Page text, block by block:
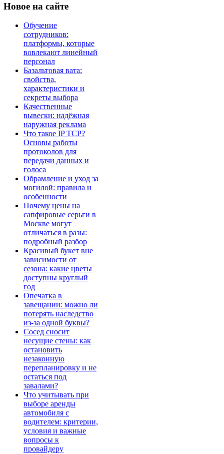
Новое на сайте
Обучение
сотрудников:
платформы, которые
вовлекают линейный
персонал
Базальтовая вата:
свойства,
характеристики и
секреты выбора
Качественные
вывески: надёжная
наружная реклама
Что такое IP TCP?
Основы работы
протоколов для
передачи данных и
голоса
Обрамление и уход за
могилой: правила и
особенности
Почему цены на
сапфировые серьги в
Москве могут
отличаться в разы:
подробный разбор
Красивый букет вне
зависимости от
сезона: какие цветы
доступны круглый
год
Опечатка в
завещании: можно ли
потерять наследство
из-за одной буквы?
Сосед сносит
несущие стены: как
остановить
незаконную
перепланировку и не
остаться под
завалами?
Что учитывать при
выборе аренды
автомобиля с
водителем: критерии,
условия и важные
вопросы к
провайдеру